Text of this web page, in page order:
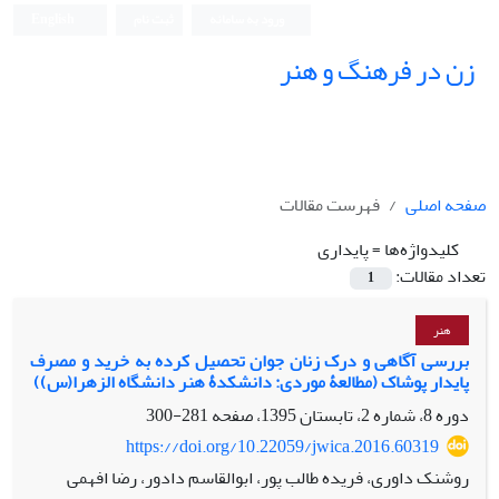
زن در فرهنگ و هنر
صفحه اصلی
فهرست مقالات
کلیدواژه‌ها =پایداری
تعداد مقالات:
1
هنر
بررسی آگاهی و درک زنان جوان تحصیل کرده به خرید و مصرف
پایدار پوشاک (مطالعۀ موردی: دانشکدۀ هنر دانشگاه الزهرا(س))
دوره 8، شماره 2، تابستان 1395، صفحه
281-300
https://doi.org/10.22059/jwica.2016.60319
روشنک داوری، فریده طالب پور، ابوالقاسم دادور، رضا افهمی